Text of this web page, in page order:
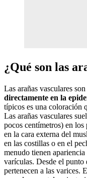
¿Qué son las
Las arañas vasculares son
directamente en la
típicos es una coloración
Las arañas vasculares
pocos centímetros) en
en la cara externa del
en las costillas o en el
menudo tienen
varículas. Desde el punto
pertenecen a las varices.